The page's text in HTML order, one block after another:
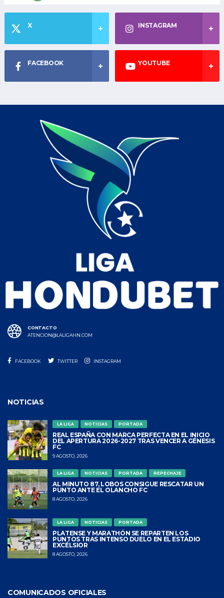
X INSTAGRAM
FACEBOOK YOUTUBE
CONTACTO
ATENCION@LALIGAHN.COM
FACEBOOK TWITTER INSTAGRAM
NOTICIAS
LA LIGA NOTICIAS PORTADA
REAL ESPAÑA CON MARCA PERFECTA EN EL INICIO
DEL APERTURA 2026-2027 TRAS VENCER A GÉNESIS
FC
9 AGOSTO, 2026
LA LIGA NOTICIAS PORTADA REPECHAJE
AL MINUTO 87, LOBOS CONSIGUE RESCATAR UN
PUNTO ANTE EL OLANCHO FC
8 AGOSTO, 2026
LA LIGA NOTICIAS PORTADA
PLATENSE Y MARATHÓN SE REPARTEN LOS
PUNTOS TRAS INTENSO DUELO EN EL ESTADIO
EXCÉLSIOR
8 AGOSTO, 2026
COMUNICADOS OFICIALES